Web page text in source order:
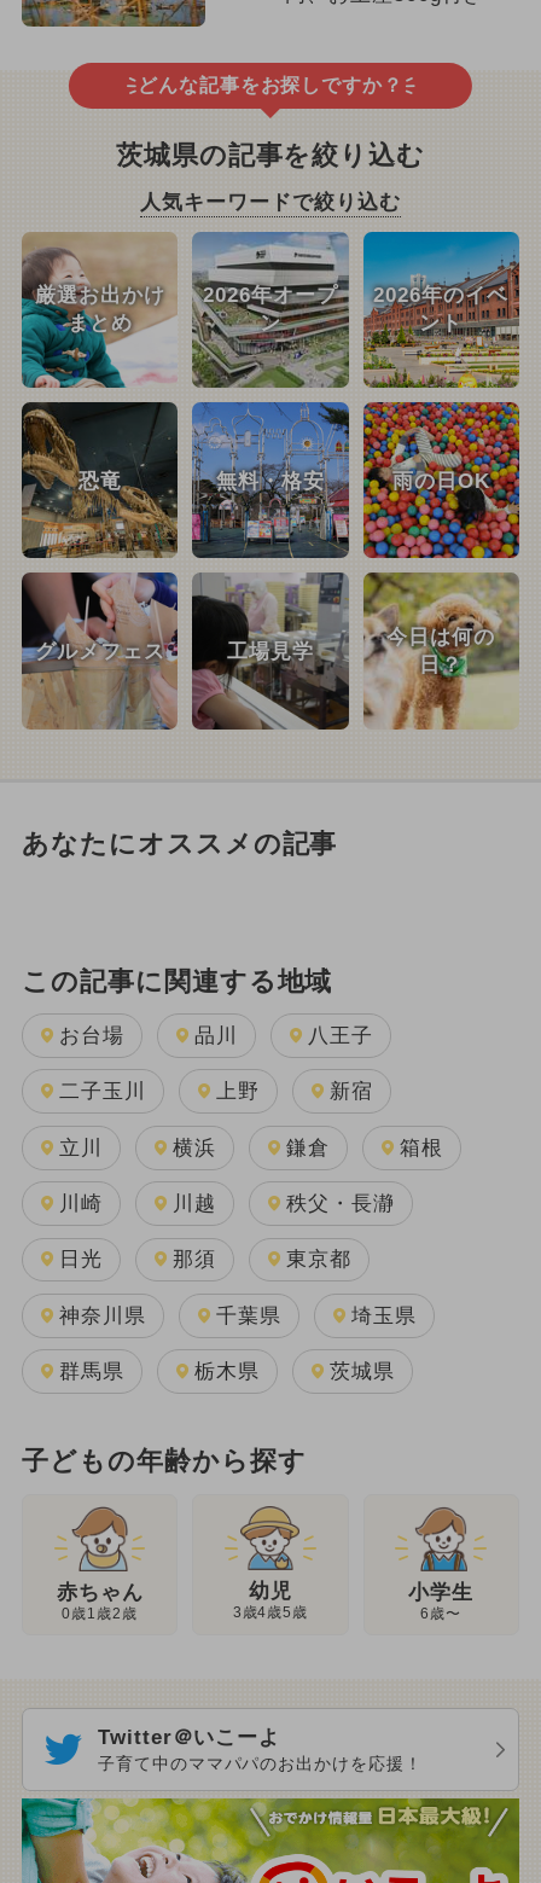
どんな記事をお探しですか？
茨城県の記事を絞り込む
人気キーワードで絞り込む
厳選お出かけ
まとめ
2026年オープ
ン
2026年のイベ
ント
恐竜 無料・格安 雨の日OK
グルメフェス 工場見学
今日は何の
日？
あなたにオススメの記事
この記事に関連する地域
お台場 品川 八王子
二子玉川 上野 新宿
立川 横浜 鎌倉 箱根
川崎 川越 秩父・長瀞
日光 那須 東京都
神奈川県 千葉県 埼玉県
群馬県 栃木県 茨城県
子どもの年齢から探す
赤ちゃん
0歳1歳2歳
幼児
3歳4歳5歳
小学生
6歳〜
Twitter＠いこーよ
子育て中のママパパのお出かけを応援！